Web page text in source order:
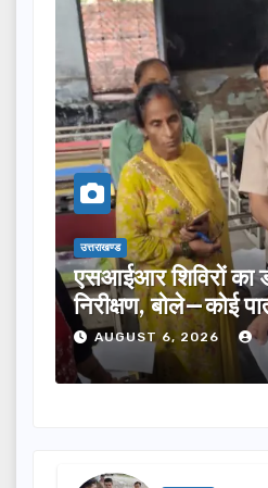
शिविरों का डीएम ने
बोले—कोई पात्र
न छूटे…
AUGUST 6, 2026